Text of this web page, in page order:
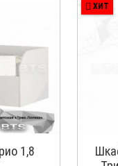
1,8
ХИТ